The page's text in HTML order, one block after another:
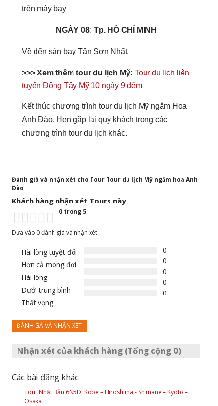
trên máy bay
NGÀY 08: Tp. HỒ CHÍ MINH
Về đến sân bay Tân Sơn Nhất.
>>> Xem thêm tour du lịch Mỹ: Tour du lịch liên
tuyến Đông Tây Mỹ 10 ngày 9 đêm
Kết thúc chương trình tour du lịch Mỹ ngắm Hoa
Anh Đào. Hẹn gặp lại quý khách trong các
chương trình tour du lịch khác.
Đánh giá và nhận xét cho Tour Tour du lịch Mỹ ngắm hoa Anh
Đào
Khách hàng nhận xét Tours này
0 trong 5
Dựa vào 0 đánh giá và nhận xét
Hài lòng tuyệt đối
Hơn cả mong đợi
Hài lòng
Dưới trung bình
Thất vọng
0
0
0
0
0
ĐÁNH GÁ VÀ NHẬN XÉT
Nhận xét của khách hàng (Tổng cộng 0)
Các bài đăng khác
Tour Nhật Bản 6N5D: Kobe – Hiroshima - Shimane – Kyoto –
Osaka